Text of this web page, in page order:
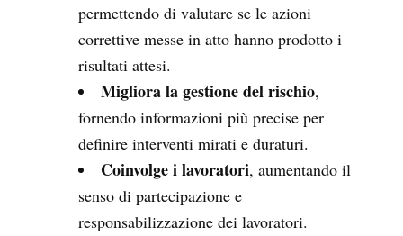
permettendo di valutare se le azioni
correttive messe in atto hanno prodotto i
risultati attesi.
Migliora la gestione del rischio,
fornendo informazioni più precise per
definire interventi mirati e duraturi.
Coinvolge i lavoratori, aumentando il
senso di partecipazione e
responsabilizzazione dei lavoratori.